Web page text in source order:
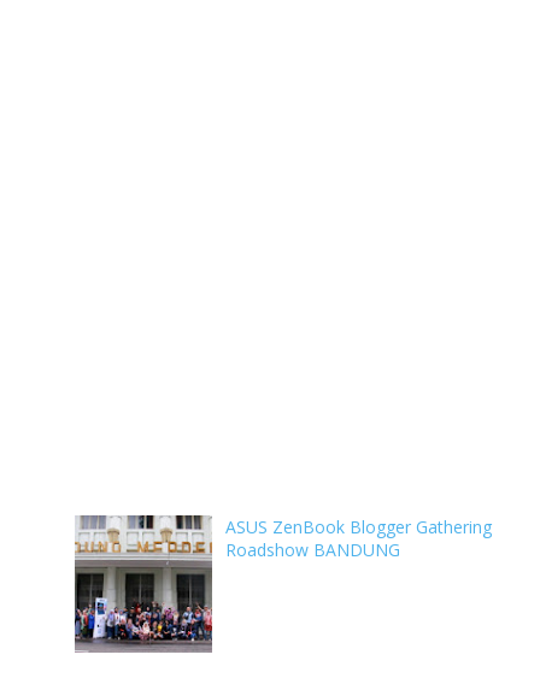
ASUS ZenBook Blogger Gathering
Roadshow BANDUNG